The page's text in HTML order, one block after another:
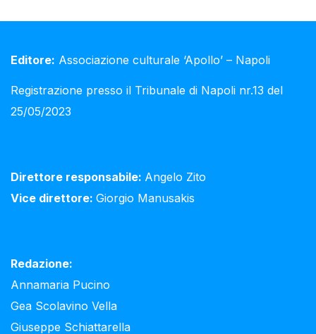
Editore: Associazione culturale ‘Apollo’ – Napoli
Registrazione presso il Tribunale di Napoli nr.13 del
25/05/2023
Direttore responsabile: Angelo Zito
Vice direttore: Giorgio Manusakis
Redazione:
Annamaria Pucino
Gea Scolavino Vella
Giuseppe Schiattarella